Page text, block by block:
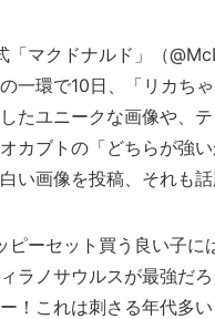
マクドナルド」（
一環で10日、「リカち
たユニークな画像や、
カブトの「どちらが強
い画像を投稿、それも話
ーセット買う良い子に
ラノサウルスが最強だ
！これは刺さる年代多